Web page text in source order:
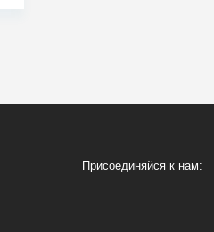
Присоединяйся к нам: